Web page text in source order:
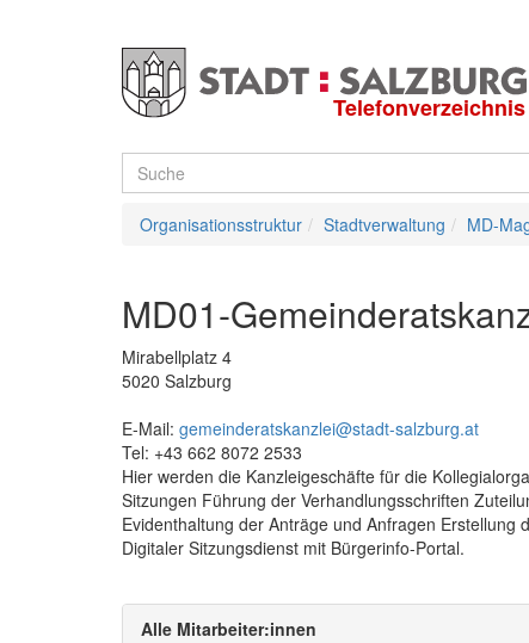
Telefonverzeichnis
Suche
Organisationsstruktur Stadtverwaltung MD-
MD01-
Mirabellplatz 4
5020 Salzburg
E-Mail: gemeinderatskanzlei@stadt-salzburg.at
Tel: +43 662 8072 2533
Hier werden die Kanzleigeschäfte für die
Sitzungen Führung der Verhandlungsschriften
Evidenthaltung der Anträge und Anfragen
Digitaler Sitzungsdienst mit Bürgerinfo-Portal.
Alle Mitarbeiter:innen